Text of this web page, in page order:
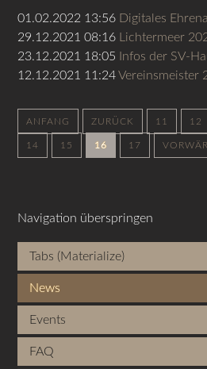
01.02.2022 13:56 Digitales
29.12.2021 08:16 Lichtermeer
23.12.2021 18:05
Infos der SV-
12.12.2021 11:24 Vereinsmeister
ANFANG ZURÜCK 11 12
14 15 16 17
Navigation überspringen
Tabs (Materialize)
News
Events
FAQ